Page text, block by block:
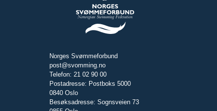
Norges Svømmeforbund
post@svomming.no
Telefon: 21 02 90 00
Postadresse: Postboks 5000
0840 Oslo
Besøksadresse: Sognsveien 73